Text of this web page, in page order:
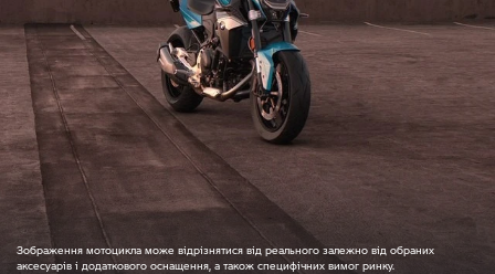
Зображення мотоцикла може відрізнятися від реального залежно від обраних
аксесуарів і додаткового оснащення, а також специфічних вимог ринку.